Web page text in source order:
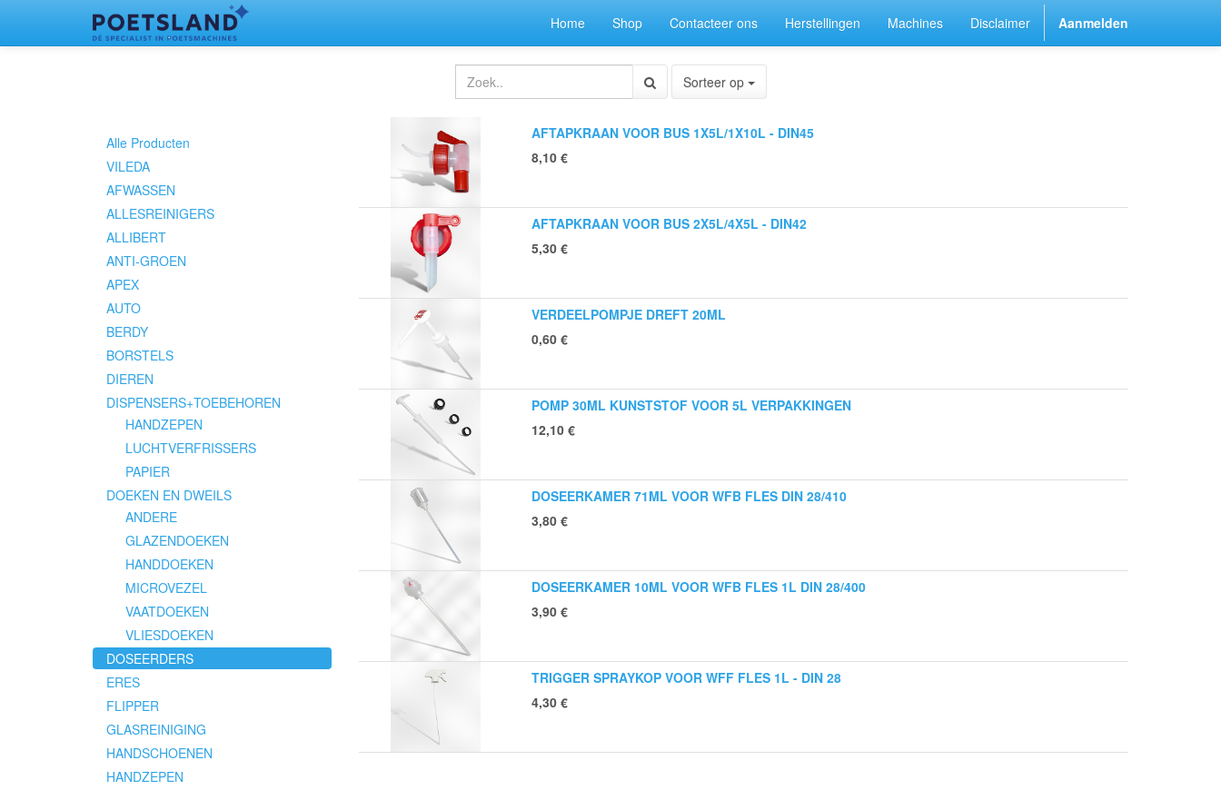
Home Shop Contacteer ons Herstellingen Machines Disclaimer Aanmelden
Sorteer op
Alle Producten
VILEDA
AFWASSEN
ALLESREINIGERS
ALLIBERT
ANTI-GROEN
APEX
AUTO
BERDY
BORSTELS
DIEREN
DISPENSERS+TOEBEHOREN
HANDZEPEN
LUCHTVERFRISSERS
PAPIER
DOEKEN EN DWEILS
ANDERE
GLAZENDOEKEN
HANDDOEKEN
MICROVEZEL
VAATDOEKEN
VLIESDOEKEN
DOSEERDERS
ERES
FLIPPER
GLASREINIGING
HANDSCHOENEN
HANDZEPEN
AFTAPKRAAN VOOR BUS 1X5L/1X10L - DIN45
8,10€
AFTAPKRAAN VOOR BUS 2X5L/4X5L - DIN42
5,30€
VERDEELPOMPJE DREFT 20ML
0,60€
POMP 30ML KUNSTSTOF VOOR 5L VERPAKKINGEN
12,10€
DOSEERKAMER 71ML VOOR WFB FLES DIN 28/410
3,80€
DOSEERKAMER 10ML VOOR WFB FLES 1L DIN 28/400
3,90€
TRIGGER SPRAYKOP VOOR WFF FLES 1L - DIN 28
4,30€